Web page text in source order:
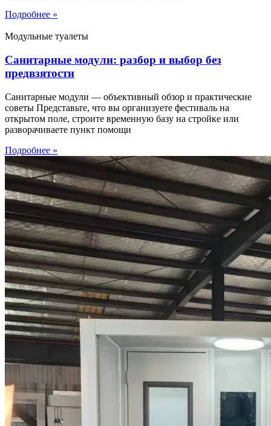
Подробнее »
Модульные туалеты
Санитарные модули: разбор и выбор без
предвзятости
Санитарные модули — объективный обзор и практические
советы Представьте, что вы организуете фестиваль на
открытом поле, строите временную базу на стройке или
разворачиваете пункт помощи
Подробнее »